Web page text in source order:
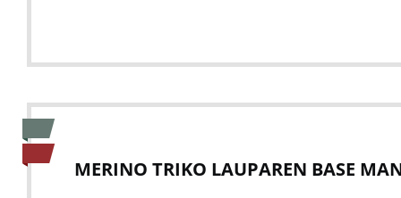
MERINO TRIKO LAUPAREN BASE